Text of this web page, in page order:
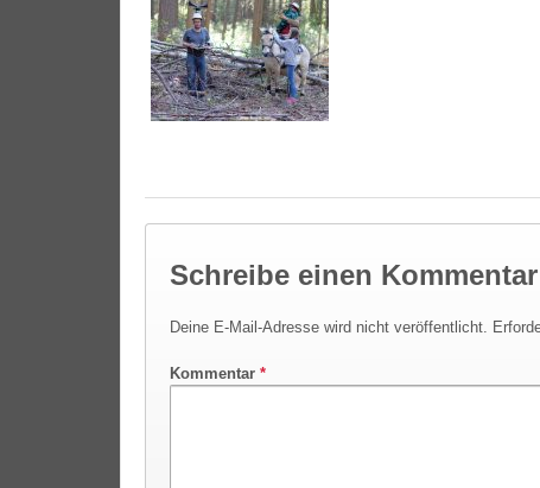
Schreibe einen Kommentar
Deine E-Mail-Adresse wird nicht veröffentlicht.
Kommentar *